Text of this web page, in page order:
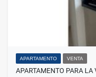
APARTAMENTO VENTA
APARTAMENTO PARA LA